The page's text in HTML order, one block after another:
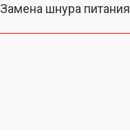
Замена шнура питания